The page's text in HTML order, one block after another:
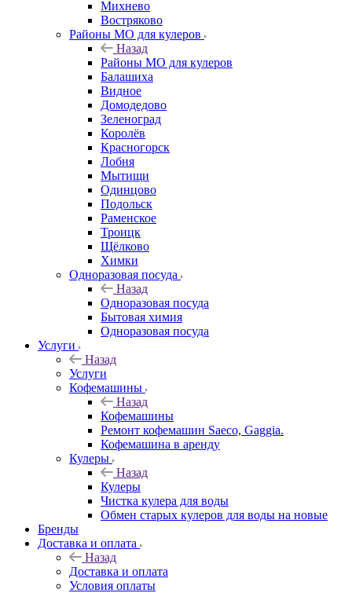
Михнево
Востряково
Районы МО для кулеров
Назад
Районы МО для кулеров
Балашиха
Видное
Домодедово
Зеленоград
Королёв
Красногорск
Лобня
Мытищи
Одинцово
Подольск
Раменское
Троицк
Щёлково
Химки
Одноразовая посуда
Назад
Одноразовая посуда
Бытовая химия
Одноразовая посуда
Услуги
Назад
Услуги
Кофемашины
Назад
Кофемашины
Ремонт кофемашин Saeco, Gaggia.
Кофемашина в аренду
Кулеры
Назад
Кулеры
Чистка кулера для воды
Обмен старых кулеров для воды на новые
Бренды
Доставка и оплата
Назад
Доставка и оплата
Условия оплаты